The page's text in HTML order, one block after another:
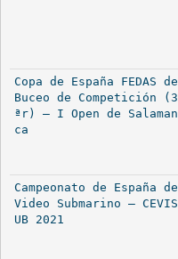
Copa de España FEDAS de
Buceo de Competición (3
ªr) – I Open de Salaman
ca
Campeonato de España de
Video Submarino – CEVIS
UB 2021